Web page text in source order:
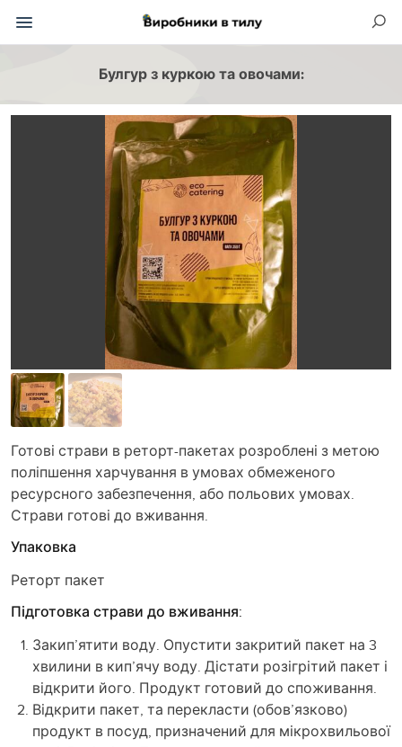
Булгур з куркою та овочами:
Готові страви в реторт-пакетах розроблені з метою
поліпшення харчування в умовах обмеженого
ресурсного забезпечення, або польових умовах.
Страви готові до вживання.
Упаковка
Реторт пакет
Підготовка страви до вживання:
Закип’ятити воду. Опустити закритий пакет на 3
хвилини в кип’ячу воду. Дістати розігрітий пакет і
відкрити його. Продукт готовий до споживання.
Відкрити пакет, та перекласти (обов’язково)
продукт в посуд, призначений для мікрохвильової